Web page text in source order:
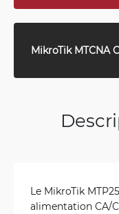
MikroTik MTCNA
Le MikroTik
alimentation CA/